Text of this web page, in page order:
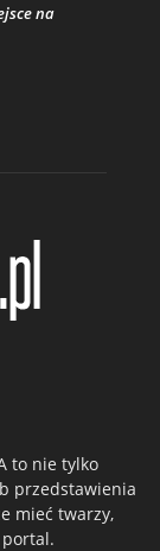
na
to nie tylko
przedstawienia
mieć twarzy,